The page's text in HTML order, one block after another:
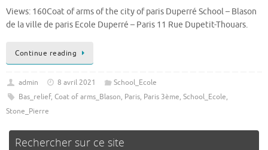
Views: 160Coat of arms of the city of paris Duperré School – Blason
de la ville de paris Ecole Duperré – Paris 11 Rue Dupetit-Thouars.
Continue reading
admin 8 avril 2021
School_Ecole
Bas_relief, Coat of arms_Blason, Paris, Paris 3ème, School_Ecole,
Stone_Pierre
Rechercher sur ce site